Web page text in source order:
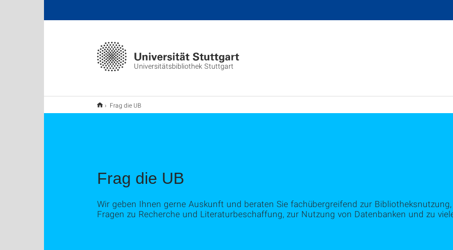
Universitätsbibliothek Stuttgart
Frag die UB
Frag die UB
Wir geben Ihnen gerne Auskunft und beraten Sie fachübergreifend zur
Fragen zu Recherche und Literaturbeschaffung, zur Nutzung von Datenbanken und zu